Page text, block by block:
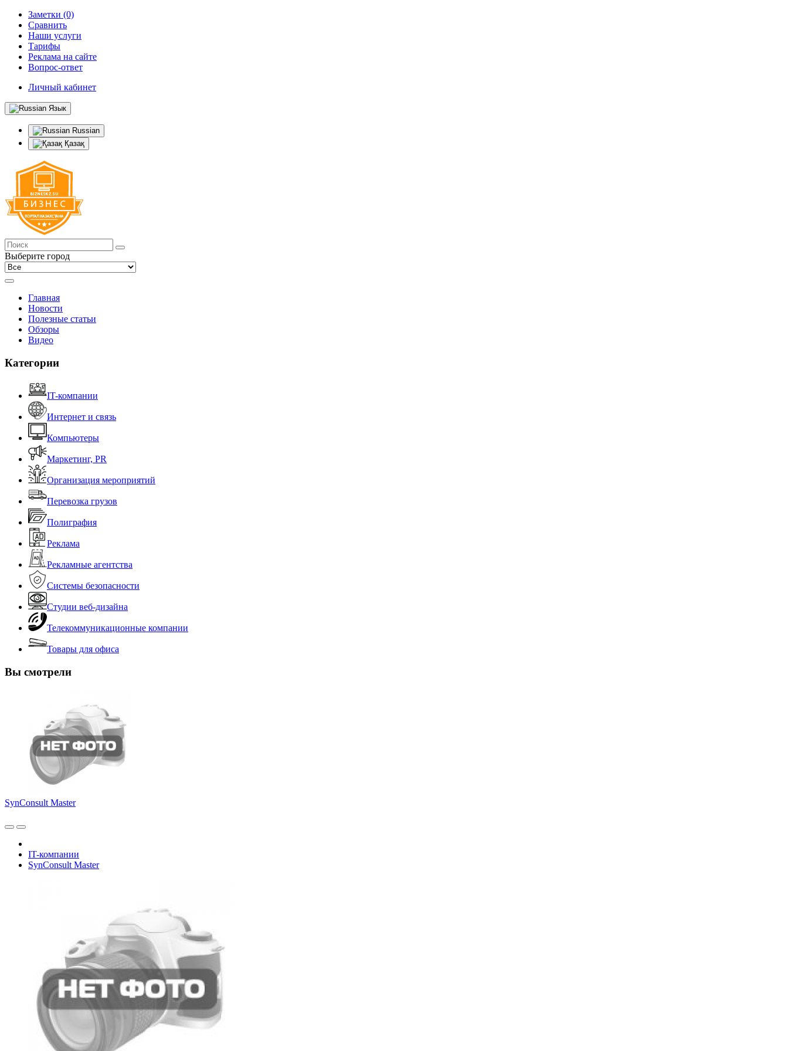
Заметки (0)
Сравнить
Наши услуги
Тарифы
Реклама на сайте
Вопрос-ответ
Личный кабинет
Язык
Russian
Қазақ
Выберите город
Главная
Новости
Полезные статьи
Обзоры
Видео
Категории
IT-компании
Интернет и связь
Компьютеры
Маркетинг, PR
Организация мероприятий
Перевозка грузов
Полиграфия
Реклама
Рекламные агентства
Системы безопасности
Студии веб-дизайна
Телекоммуникационные компании
Товары для офиса
Вы смотрели
SynConsult Master
IT-компании
SynConsult Master